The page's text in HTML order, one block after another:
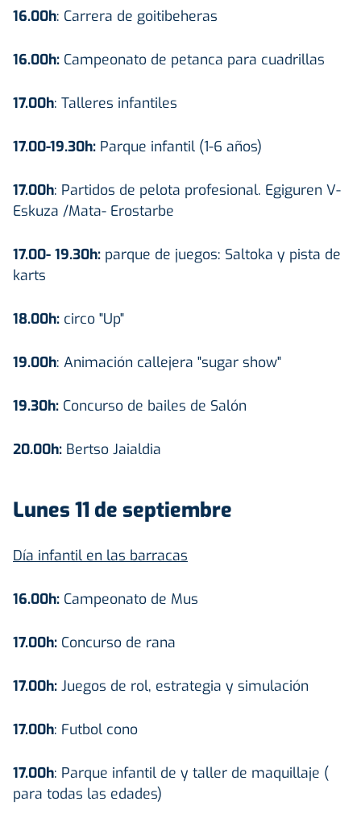
16.00h: Carrera de goitibeheras
16.00h: Campeonato de petanca para cuadrillas
17.00h: Talleres infantiles
17.00-19.30h: Parque infantil (1-6 años)
17.00h: Partidos de pelota profesional. Egiguren V-
Eskuza /Mata- Erostarbe
17.00- 19.30h: parque de juegos: Saltoka y pista de
karts
18.00h: circo "Up"
19.00h: Animación callejera "sugar show"
19.30h: Concurso de bailes de Salón
20.00h: Bertso Jaialdia
Lunes 11 de septiembre
Día infantil en las barracas
16.00h: Campeonato de Mus
17.00h: Concurso de rana
17.00h: Juegos de rol, estrategia y simulación
17.00h: Futbol cono
17.00h: Parque infantil de y taller de maquillaje (
para todas las edades)